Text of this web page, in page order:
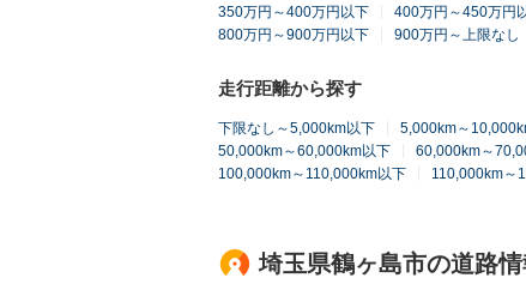
350万円～400万円以下
400万円～450万円
800万円～900万円以下
900万円～上限なし
走行距離から探す
下限なし～5,000km以下 5,000km～
50,000km～60,000km以下
60,000km～
100,000km～110,000km以下
110,000km～
埼玉県鶴ヶ島市の道路情